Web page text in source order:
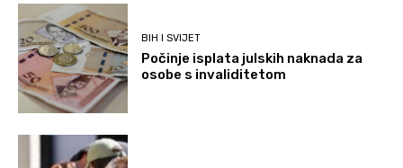
BIH I SVIJET
Počinje isplata julskih naknada za
osobe s invaliditetom